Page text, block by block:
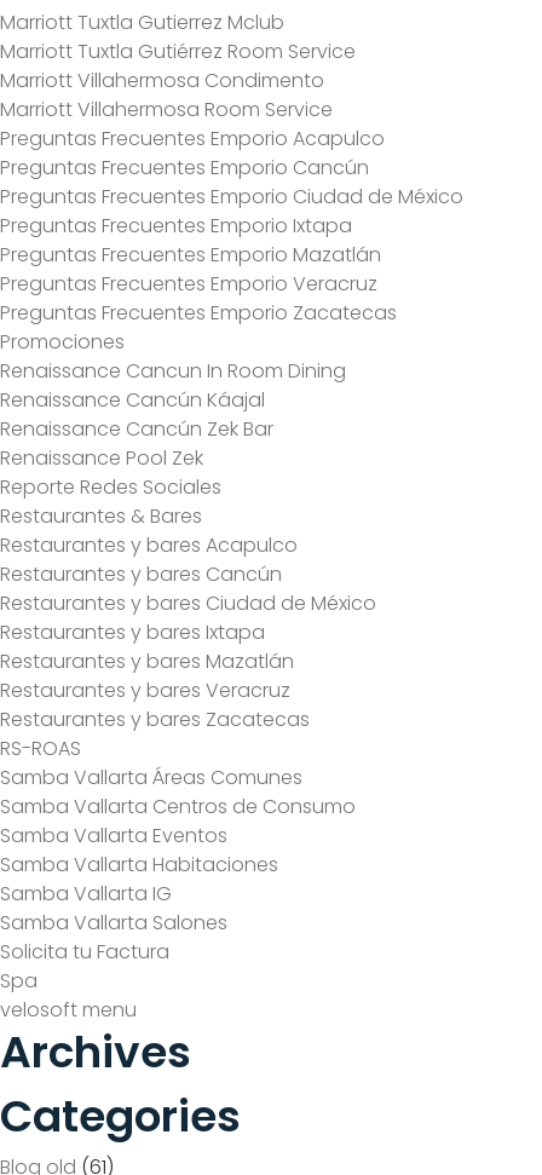
Marriott Tuxtla Gutierrez Mclub
Marriott Tuxtla Gutiérrez Room Service
Marriott Villahermosa Condimento
Marriott Villahermosa Room Service
Preguntas Frecuentes Emporio Acapulco
Preguntas Frecuentes Emporio Cancún
Preguntas Frecuentes Emporio Ciudad de México
Preguntas Frecuentes Emporio Ixtapa
Preguntas Frecuentes Emporio Mazatlán
Preguntas Frecuentes Emporio Veracruz
Preguntas Frecuentes Emporio Zacatecas
Promociones
Renaissance Cancun In Room Dining
Renaissance Cancún Káajal
Renaissance Cancún Zek Bar
Renaissance Pool Zek
Reporte Redes Sociales
Restaurantes & Bares
Restaurantes y bares Acapulco
Restaurantes y bares Cancún
Restaurantes y bares Ciudad de México
Restaurantes y bares Ixtapa
Restaurantes y bares Mazatlán
Restaurantes y bares Veracruz
Restaurantes y bares Zacatecas
RS-ROAS
Samba Vallarta Áreas Comunes
Samba Vallarta Centros de Consumo
Samba Vallarta Eventos
Samba Vallarta Habitaciones
Samba Vallarta IG
Samba Vallarta Salones
Solicita tu Factura
Spa
velosoft menu
Archives
Categories
Blog old (61)